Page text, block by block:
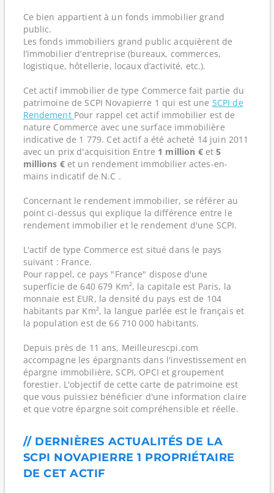
Ce bien appartient à un fonds immobilier grand
public.
Les fonds immobiliers grand public acquièrent de
l’immobilier d’entreprise (bureaux, commerces,
logistique, hôtellerie, locaux d’activité, etc.).
Cet actif immobilier de type Commerce fait partie du
patrimoine de SCPI Novapierre 1 qui est une SCPI de
Rendement Pour rappel cet actif immobilier est de
nature Commerce avec une surface immobilière
indicative de 1 779. Cet actif a été acheté 14 juin 2011
avec un prix d'acquisition Entre 1 million €et5
millions €et un rendement immobilier actes-en-
mains indicatif de N.C .
Concernant le rendement immobilier, se référer au
point ci-dessus qui explique la différence entre le
rendement immobilier et le rendement d'une SCPI.
L'actif de type Commerce est situé dans le pays
suivant : France.
Pour rappel, ce pays "France" dispose d'une
superficie de 640 679 Km², la capitale est Paris, la
monnaie est EUR, la densité du pays est de 104
habitants par Km², la langue parlée est le français et
la population est de 66 710 000 habitants.
Depuis près de 11 ans, Meilleurescpi.com
accompagne les épargnants dans l'investissement en
épargne immobilière, SCPI, OPCI et groupement
forestier. L'objectif de cette carte de patrimoine est
que vous puissiez bénéficier d'une information claire
et que votre épargne soit compréhensible et réelle.
// DERNIÈRES ACTUALITÉS DE LA
SCPI NOVAPIERRE 1 PROPRIÉTAIRE
DE CET ACTIF